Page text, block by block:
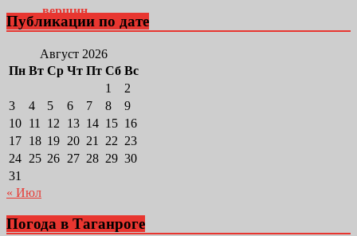
Публикации по дате
Август 2026
Пн Вт Ср Чт Пт Сб Вс
1
2
3
4 5 6 7 8
9
10 11 12 13 14 15 16
17 18 19 20 21 22 23
24 25 26 27 28 29 30
31
« Июл
Погода в Таганроге